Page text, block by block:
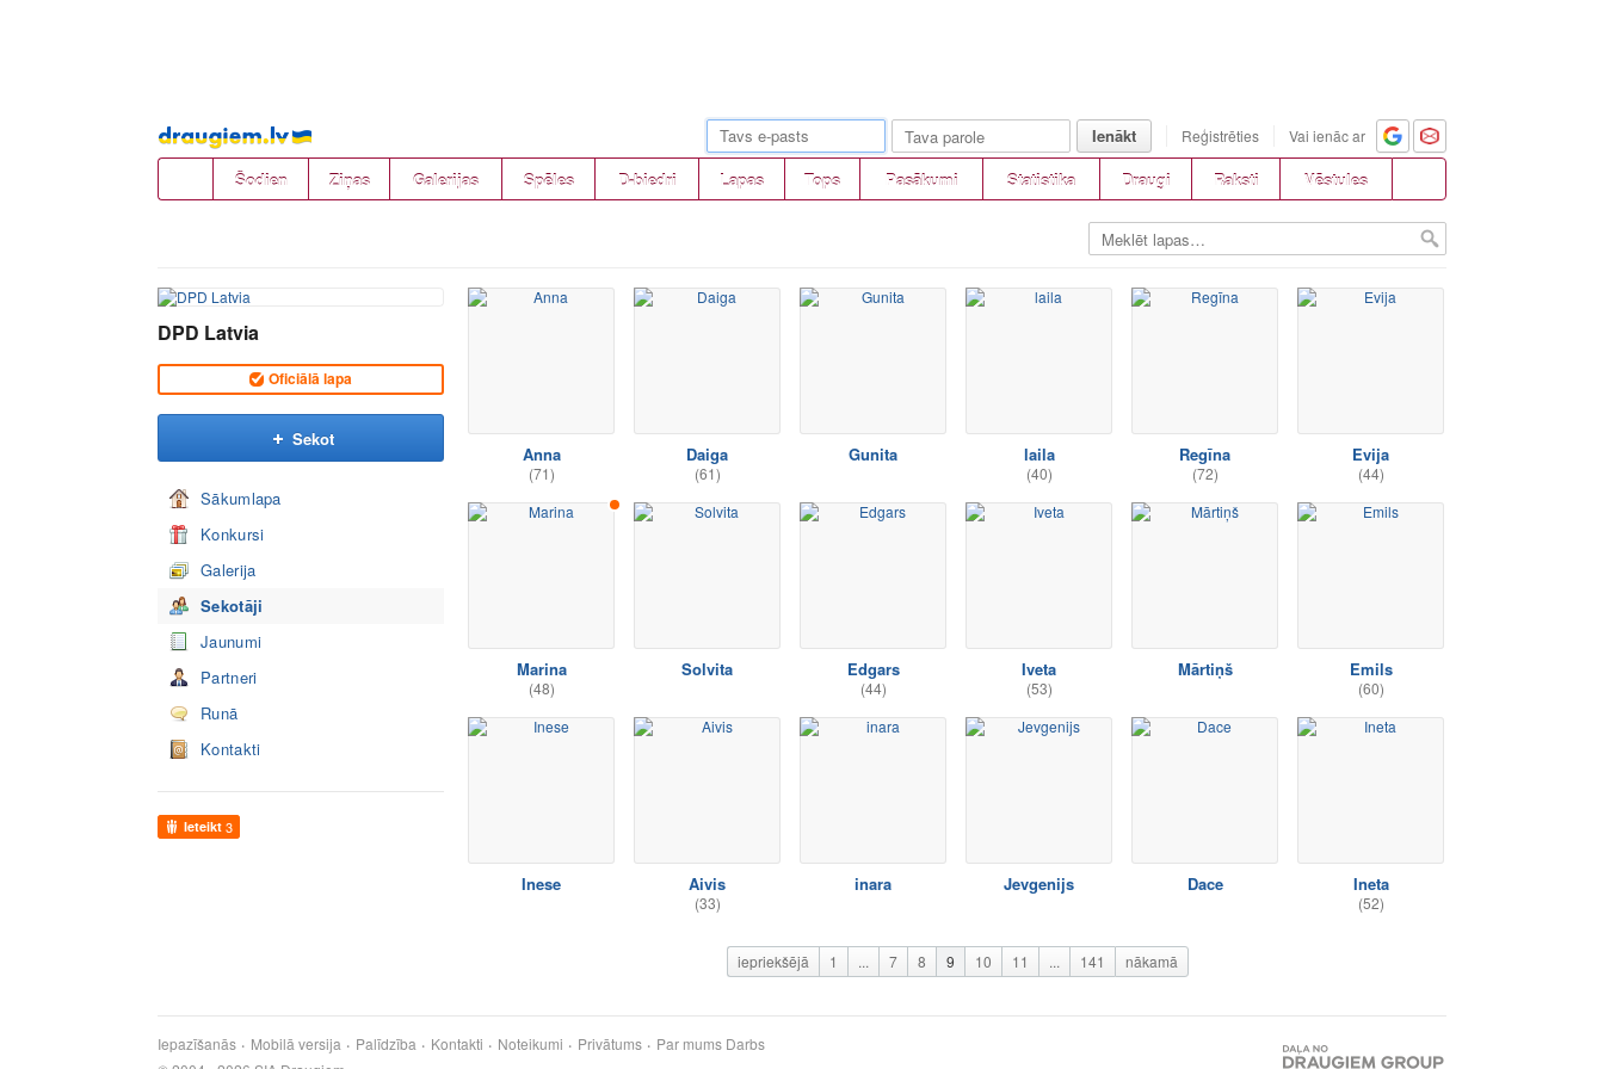
Pāriet
uz
saturu
Ienākt Reģistrēties Vai ienāc ar
Šodien Ziņas Galerijas Spēles D-biedri Lapas Tops Pasākumi Statistika Draugi Raksti Vēstules
DPD Latvia
Oficiālā lapa
Sekot
Sākumlapa
Konkursi
Galerija
Sekotāji
Jaunumi
Partneri
Runā
Kontakti
Ieteikt 3
Anna
(71)
Daiga
(61)
Gunita laila
(40)
Regīna
(72)
Evija
(44)
Marina
(48)
Solvita Edgars
(44)
Iveta
(53)
Mārtiņš Emils
(60)
Inese Aivis
(33)
inara Jevgenijs Dace Ineta
(52)
iepriekšējā 1 ... 7 8 9 10 11 ... 141 nākamā
Iepazīšanās Mobilā versija Palīdzība Kontakti Noteikumi Privātums Par mums Darbs